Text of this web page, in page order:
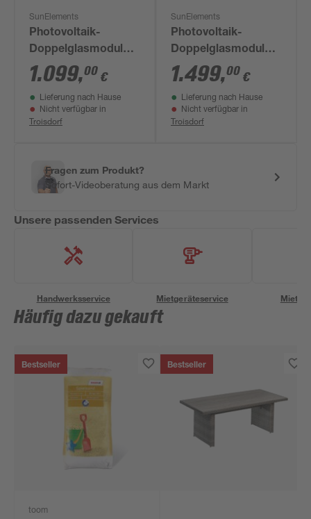
SunElements
Photovoltaik-
Doppelglasmodul
'SunGarden Energy'
275 Wp
Wechselrichter
1.099,00 €
Lieferung nach Hause
Nicht verfügbar in
Troisdorf
SunElements
Photovoltaik-
Doppelglasmodul
'SunGarden Energy'
275 Wp
Wechselrichter 2er-
Set
1.499,00 €
Lieferung nach Hause
Nicht verfügbar in
Troisdorf
Fragen zum Produkt?
Sofort-Videoberatung aus dem Markt
Unsere passenden Services
Handwerksservice Mietgeräteservice
Häufig dazu gekauft
Bestseller
toom
Bestseller